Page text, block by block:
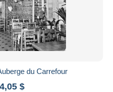
du Carrefour
$